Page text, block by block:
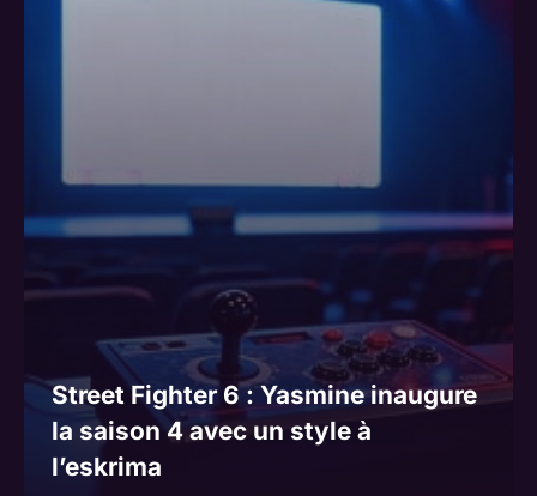
Street Fighter 6 : Yasmine inaugure
la saison 4 avec un style à
l’eskrima